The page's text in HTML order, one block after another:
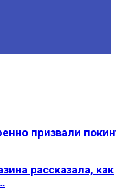
призвали
рассказала, как